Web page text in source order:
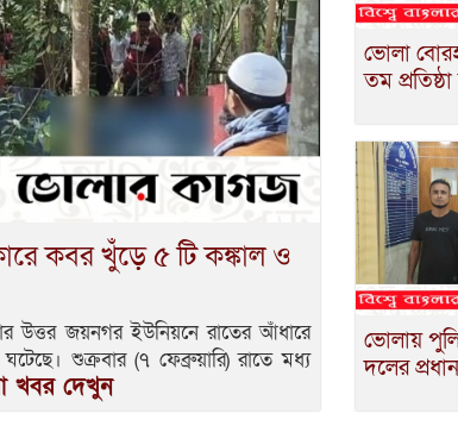
কবর খুঁড়ে ৫ টি কঙ্কাল ও
উত্তর জয়নগর ইউনিয়নে রাতের আঁধারে
শুক্রবার (৭ ফেব্রুয়ারি) রাতে মধ্য
খবর দেখুন
ভোলা
তম
ভোলায়
দলের